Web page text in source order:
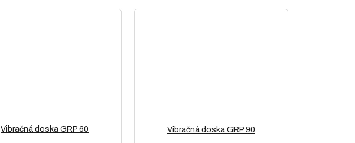
Vibračná doska GRP 60 Vibračná doska GRP 90